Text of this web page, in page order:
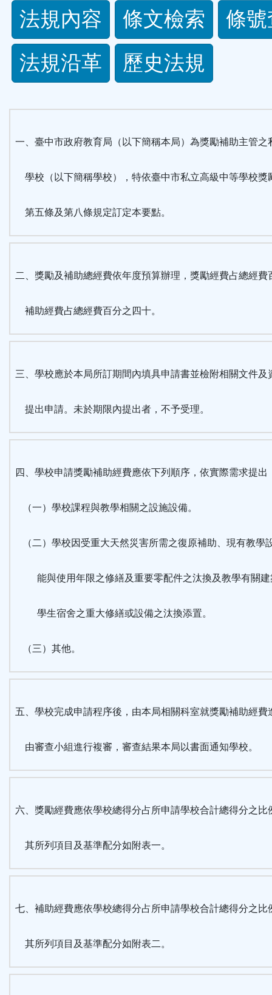
法
規
功
能
法規內容 條文檢索
條
法規沿革
歷史法規
一、臺中市政府教育局（以下簡稱本局）為獎勵補助主管之
學校（以下簡稱學校），特依臺中市私立高級中等學校獎
第五條及第八條規定訂定本要點。
二、獎勵及補助總經費依年度預算辦理，獎勵經費占總經費
補助經費占總經費百分之四十。
三、學校應於本局所訂期間內填具申請書並檢附相關文件及
提出申請。未於期限內提出者，不予受理。
四、學校申請獎勵補助經費應依下列順序，依實際需求提出
（一）學校課程與教學相關之設施設備。
（二）學校因受重大天然災害所需之復原補助、現有教學
能與使用年限之修繕及重要零配件之汰換及教學有關建
學生宿舍之重大修繕或設備之汰換添置。
（三）其他。
五、學校完成申請程序後，由本局相關科室就獎勵補助經費
由審查小組進行複審，審查結果本局以書面通知學校。
六、獎勵經費應依學校總得分占所申請學校合計總得分之比
其所列項目及基準配分如附表一。
七、補助經費應依學校總得分占所申請學校合計總得分之比
其所列項目及基準配分如附表二。